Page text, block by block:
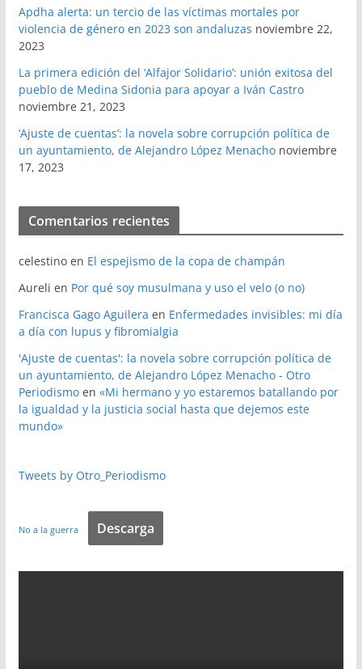
Apdha alerta: un tercio de las víctimas mortales por
violencia de género en 2023 son andaluzas noviembre 22,
2023
La primera edición del ‘Alfajor Solidario’: unión exitosa del
pueblo de Medina Sidonia para apoyar a Iván Castro
noviembre 21, 2023
‘Ajuste de cuentas’: la novela sobre corrupción política de
un ayuntamiento, de Alejandro López Menacho noviembre
17, 2023
Comentarios recientes
celestinoen El espejismo de la copa de champán
Aureli en Por qué soy musulmana y uso el velo (o no)
Francisca Gago Aguilera en Enfermedades invisibles: mi día
a día con lupus y fibromialgia
'Ajuste de cuentas': la novela sobre corrupción política de
un ayuntamiento, de Alejandro López Menacho - Otro
Periodismoen «Mi hermano y yo estaremos batallando por
la igualdad y la justicia social hasta que dejemos este
mundo»
Tweets by Otro_Periodismo
No a la guerra Descarga